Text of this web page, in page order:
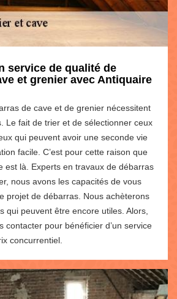
service de qualité de
et grenier avec Antiquaire
de cave et de grenier nécessitent
Le fait de trier et de sélectionner ceux
qui peuvent avoir une seconde vie
facile. C’est pour cette raison que
est là. Experts en travaux de débarras
nous avons les capacités de vous
projet de débarras. Nous achèterons
qui peuvent être encore utiles. Alors,
contacter pour bénéficier d’un service
concurrentiel.